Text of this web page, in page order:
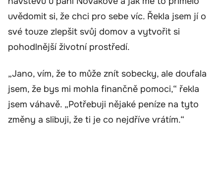
uvědomit si, že chci pro sebe víc. Řekla jsem jí o
své touze zlepšit svůj domov a vytvořit si
pohodlnější životní prostředí.
„Jano, vím, že to může znít sobecky, ale doufala
jsem, že bys mi mohla finančně pomoci,“ řekla
jsem váhavě. „Potřebuji nějaké peníze na tyto
změny a slibuji, že ti je co nejdříve vrátím.“